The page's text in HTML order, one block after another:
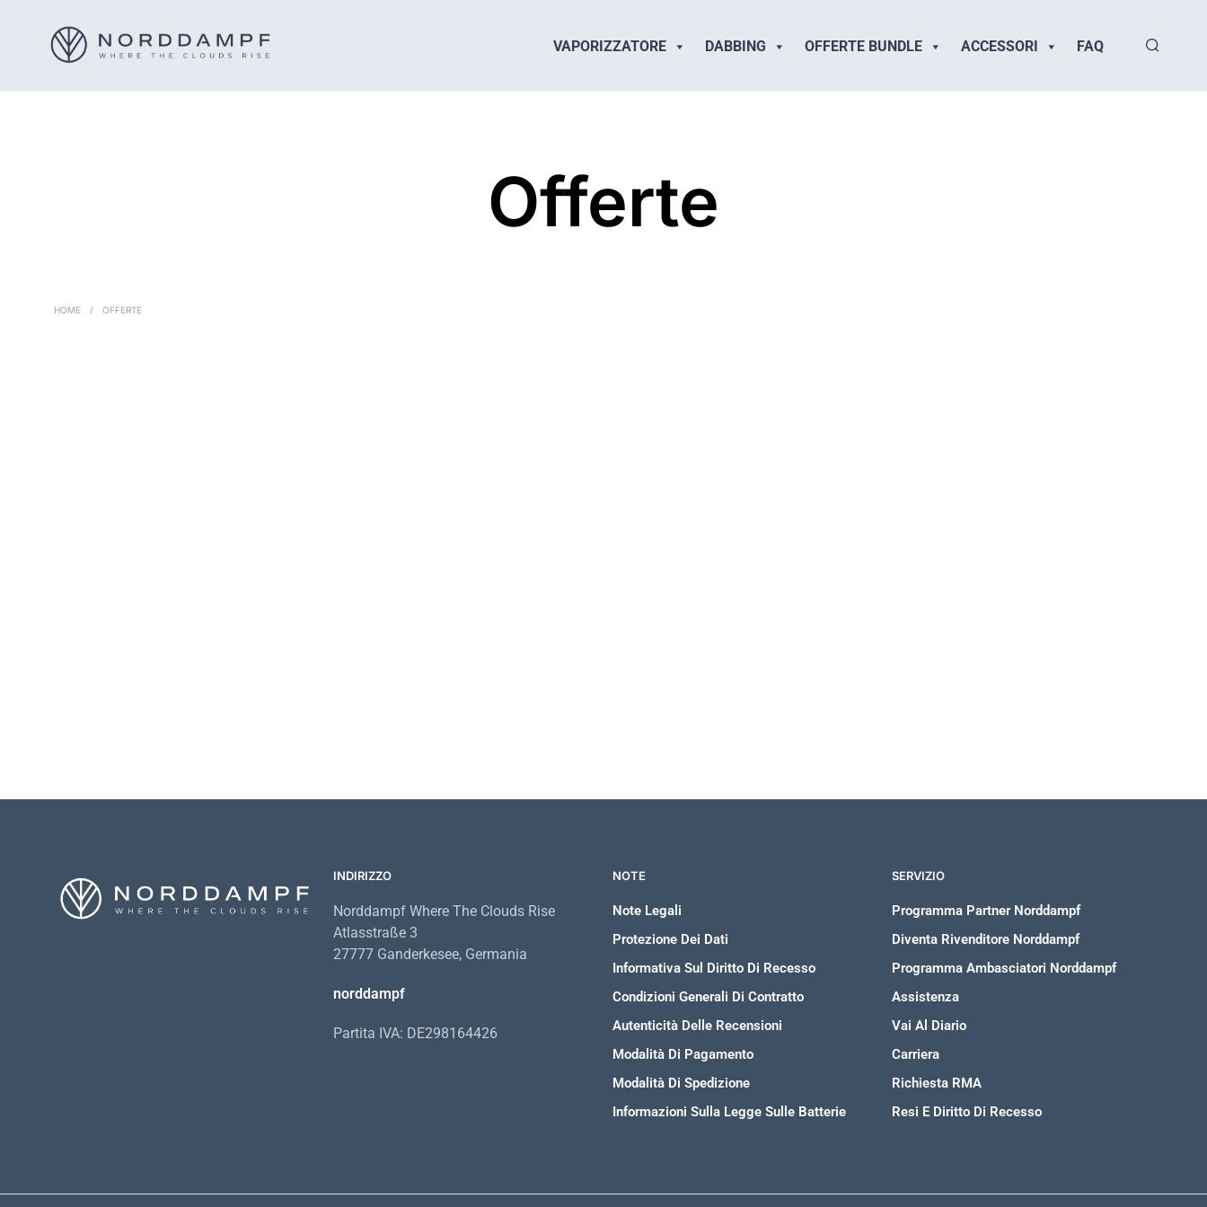
VAPORIZZATORE DABBING OFFERTE BUNDLE ACCESSORI FAQ
Offerte
HOME / OFFERTE
INDIRIZZO
Norddampf Where The Clouds Rise
Atlasstraße 3
27777 Ganderkesee, Germania
norddampf
Partita IVA: DE298164426
NOTE
Note Legali
Protezione Dei Dati
Informativa Sul Diritto Di Recesso
Condizioni Generali Di Contratto
Autenticità Delle Recensioni
Modalità Di Pagamento
Modalità Di Spedizione
Informazioni Sulla Legge Sulle Batterie
SERVIZIO
Programma Partner Norddampf
Diventa Rivenditore Norddampf
Programma Ambasciatori Norddampf
Assistenza
Vai Al Diario
Carriera
Richiesta RMA
Resi E Diritto Di Recesso